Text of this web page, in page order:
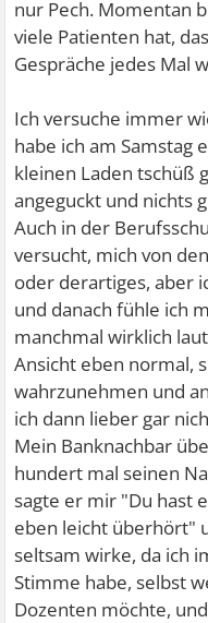
nur Pech. Momentan
viele Patienten hat,
Gespräche jedes Mal
Ich versuche immer
habe ich am Samstag
kleinen Laden tschüß
angeguckt und nichts
Auch in der
versucht, mich von
oder derartiges, aber
und danach fühle ich
manchmal wirklich
Ansicht eben normal,
wahrzunehmen und
ich dann lieber gar
Mein Banknachbar
hundert mal seinen
sagte er mir "Du hast
eben leicht überhört"
seltsam wirke, da ich
Stimme habe, selbst
Dozenten möchte,